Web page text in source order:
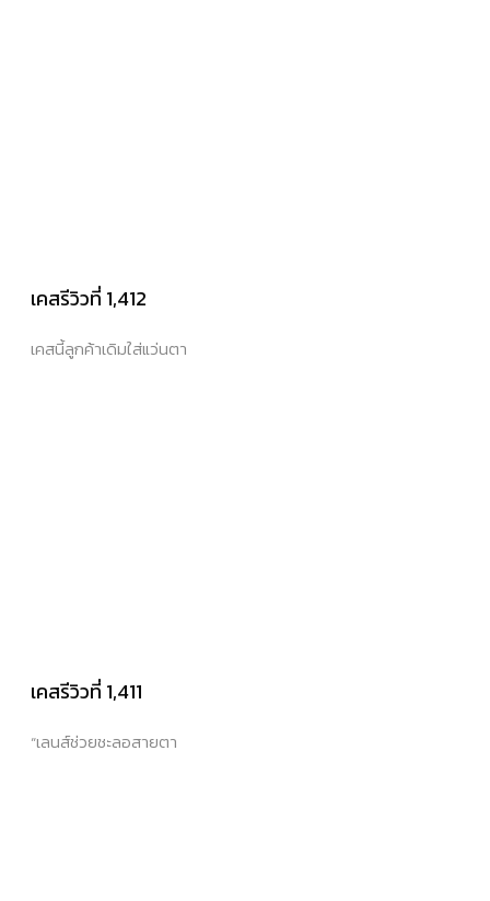
เคสรีวิวที่ 1,412
เคสนี้ลูกค้าเดิมใส่แว่นตา
เคสรีวิวที่ 1,411
“เลนส์ช่วยชะลอสายตา